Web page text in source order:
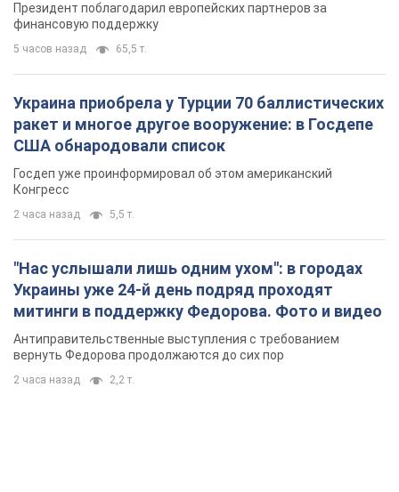
Президент поблагодарил европейских партнеров за
финансовую поддержку
5 часов назад 65,5 т.
Украина приобрела у Турции 70 баллистических
ракет и многое другое вооружение: в Госдепе
США обнародовали список
Госдеп уже проинформировал об этом американский
Конгресс
2 часа назад 5,5 т.
"Нас услышали лишь одним ухом": в городах
Украины уже 24-й день подряд проходят
митинги в поддержку Федорова. Фото и видео
Антиправительственные выступления с требованием
вернуть Федорова продолжаются до сих пор
2 часа назад 2,2 т.